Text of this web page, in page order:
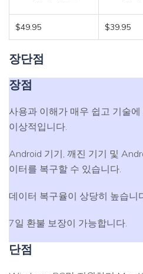
$49.95 $39.95
장단점
장점
사용과 이해가 매우 쉽고 기술
이상적입니다.
Android 기기, 깨진 기기 및
이터를 복구할 수 있습니다.
데이터 복구율이 상당히 높습니
7일 환불 보장이 가능합니다.
단점